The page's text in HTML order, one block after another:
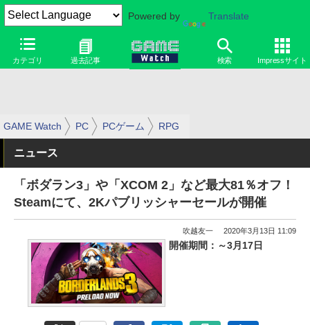
Powered by Translate
カテゴリ 過去記事 検索 Impressサイト
GAME Watch PC PCゲーム RPG
ニュース
「ボダラン3」や「XCOM 2」など最大81％オフ！
Steamにて、2Kパブリッシャーセールが開催
吹越友一 2020年3月13日 11:09
開催期間：～3月17日